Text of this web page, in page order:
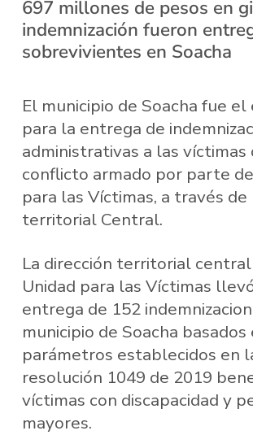
697 millones de pesos en
indemnización fueron
sobrevivientes en Soacha
El municipio de Soacha fue el
para la entrega de
administrativas a las víctimas
conflicto armado por parte
para las Víctimas, a través de
territorial Central.
La dirección territorial
Unidad para las Víctimas
entrega de 152
municipio de Soacha basados
parámetros establecidos en
resolución 1049 de 2019
víctimas con discapacidad y
mayores.